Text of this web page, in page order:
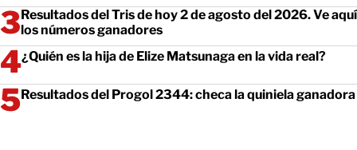
Resultados del Tris de hoy 2 de agosto del 2026. Ve aquí
los números ganadores
¿Quién es la hija de Elize Matsunaga en la vida real?
Resultados del Progol 2344: checa la quiniela ganadora